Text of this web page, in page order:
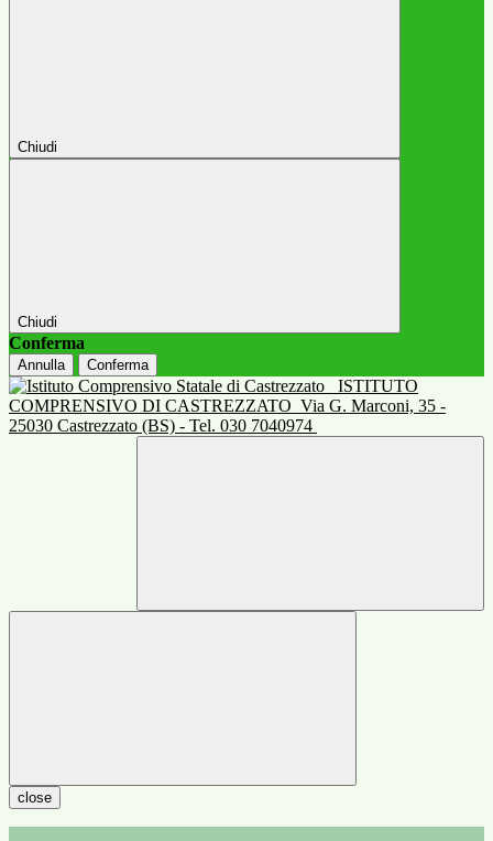
Chiudi
Chiudi
Conferma
Annulla Conferma
ISTITUTO
COMPRENSIVO DI CASTREZZATO Via G. Marconi, 35 -
25030 Castrezzato (BS) - Tel. 030 7040974
close